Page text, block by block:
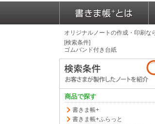
オリジナルノートの作成・印刷な
[検索条件]
ゴムバンド付き台紙
商品で探す
書きま帳+
書きま帳+ふらっと